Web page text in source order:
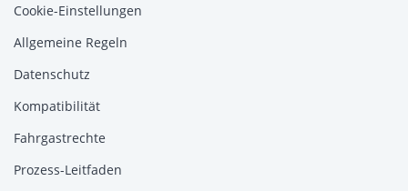
Cookie-Einstellungen
Allgemeine Regeln
Datenschutz
Kompatibilität
Fahrgastrechte
Prozess-Leitfaden